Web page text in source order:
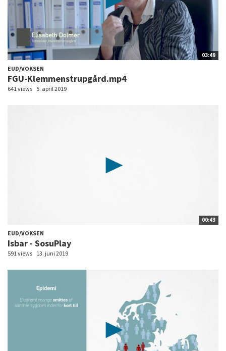
03:49
EUD/VOKSEN
FGU-Klemmenstrupgård.mp4
641 views 5. april 2019
00:43
EUD/VOKSEN
Isbar - SosuPlay
591 views 13. juni 2019